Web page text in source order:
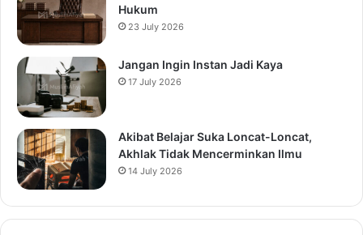
Hukum
23 July 2026
Jangan Ingin Instan Jadi Kaya
17 July 2026
Akibat Belajar Suka Loncat-Loncat,
Akhlak Tidak Mencerminkan Ilmu
14 July 2026